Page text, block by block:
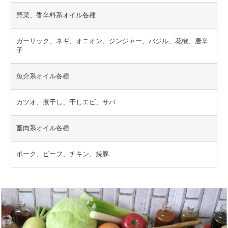
野菜、香辛料系オイル各種
ガーリック、ネギ、オニオン、ジンジャー、バジル、花椒、唐辛
子
魚介系オイル各種
カツオ、煮干し、干しエビ、サバ
畜肉系オイル各種
ポーク、ビーフ、チキン、焼豚